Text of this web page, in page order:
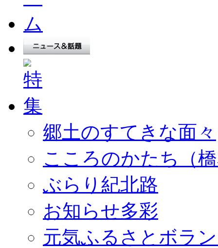
郷土のすてきな面々
こころのかたち（
ぶらり紀北路
お知らせ多彩
元気ふるさとボラ